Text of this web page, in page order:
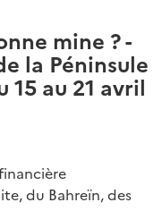
mine ? -
la Péninsule
15 au 21 avril
du Bahreïn, des